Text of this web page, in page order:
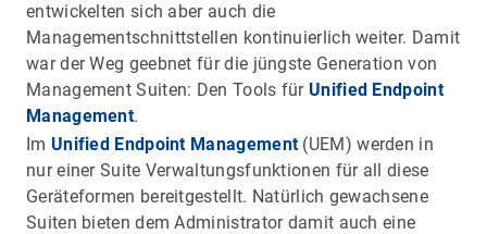
entwickelten sich aber auch die
Managementschnittstellen kontinuierlich weiter. Damit
war der Weg geebnet für die jüngste Generation von
Management Suiten: Den Tools fürUnified Endpoint
Management.
Im Unified Endpoint Management(UEM) werden in
nur einer Suite Verwaltungsfunktionen für all diese
Geräteformen bereitgestellt. Natürlich gewachsene
Suiten bieten dem Administrator damit auch eine